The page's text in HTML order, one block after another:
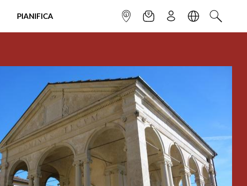
PIANIFICA INFOPOINTNEWSLETTER
ISCRIVITILINGUACERCA